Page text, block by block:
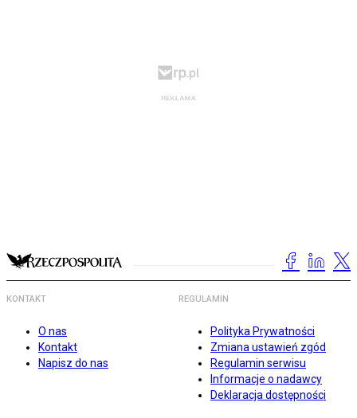
KONTAKT
O nas
Kontakt
Napisz do nas
REGULAMIN
Polityka Prywatności
Zmiana ustawień zgód
Regulamin serwisu
Informacje o nadawcy
Deklaracja dostępności